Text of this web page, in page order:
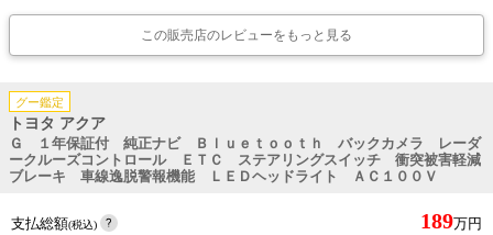
この販売店のレビューをもっと見る
グー鑑定
トヨタ アクア
Ｇ １年保証付 純正ナビ Ｂｌｕｅｔｏｏｔｈ バックカメラ レーダ
ークルーズコントロール ＥＴＣ ステアリングスイッチ 衝突被害軽減
ブレーキ 車線逸脱警報機能 ＬＥＤヘッドライト ＡＣ１００Ｖ
支払総額(税込) 189万円